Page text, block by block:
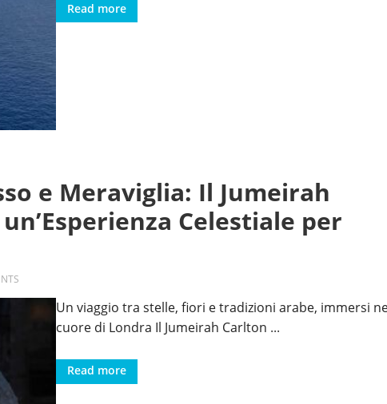
Read more
e Meraviglia: Il Jumeirah
Celestiale per
Un viaggio tra stelle, fiori e tradizioni arabe, immersi
cuore di Londra Il Jumeirah Carlton ...
Read more